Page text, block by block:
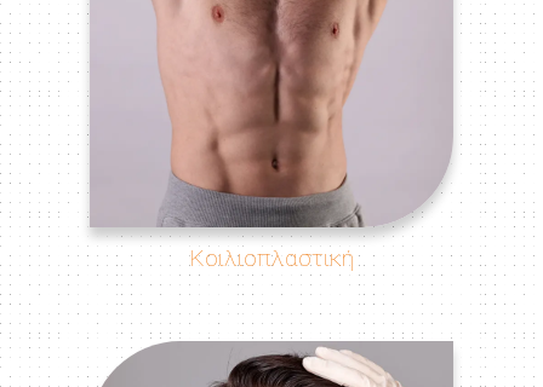
Κοιλιοπλαστική